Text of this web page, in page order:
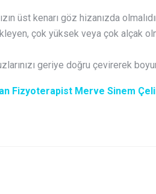
üst kenarı göz hizanızda
çok yüksek veya çok alçak
geriye doğru çevirerek
Fizyoterapist Merve Sinem